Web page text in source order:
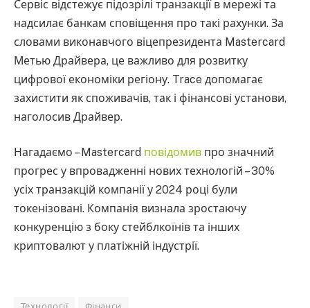
Сервіс відстежує підозрілі транзакції в мережі та
надсилає банкам сповіщення про такі рахунки. За
словами виконавчого віцепрезидента Mastercard
Метью Драйвера, це важливо для розвитку
цифрової економіки регіону. Trace допомагає
захистити як споживачів, так і фінансові установи,
наголосив Драйвер.
Нагадаємо – Mastercard повідомив про значний
прогрес у впровадженні нових технологій – 30%
усіх транзакцій компанії у 2024 році були
токенізовані. Компанія визнала зростаючу
конкуренцію з боку стейблкоїнів та інших
криптовалют у платіжній індустрії.